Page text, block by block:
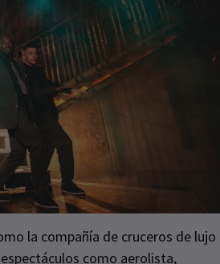
la compañía de cruceros de lujo
como aerolista,